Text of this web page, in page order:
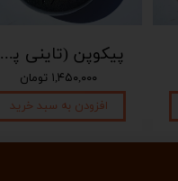
پیکوپن (تاینی پن) 6 نت برند دلکو
۱,۴۵۰,۰۰۰ تومان
افزودن به سبد خرید